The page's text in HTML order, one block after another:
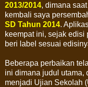
2013/2014, dimana
kembali saya
SD Tahun 2014.
keempat ini, sejak edisi
beri label sesuai
Beberapa perbaikan
ini dimana judul utama,
menjadi Ujian Sekolah